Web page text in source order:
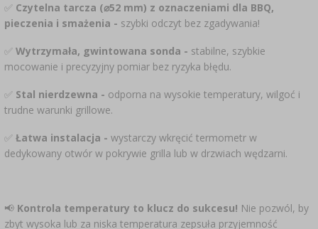
✅ Czytelna tarcza (⌀52 mm) z oznaczeniami dla BBQ,
pieczenia i smażenia - szybki odczyt bez zgadywania!
✅ Wytrzymała, gwintowana sonda - stabilne, szybkie
mocowanie i precyzyjny pomiar bez ryzyka błędu.
✅ Stal nierdzewna - odporna na wysokie temperatury, wilgoć i
trudne warunki grillowe.
✅ Łatwa instalacja - wystarczy wkręcić termometr w
dedykowany otwór w pokrywie grilla lub w drzwiach wędzarni.
📢 Kontrola temperatury to klucz do sukcesu! Nie pozwól, by
zbyt wysoka lub za niska temperatura zepsuła przyjemność